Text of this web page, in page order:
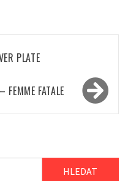
PLATE
FEMME FATALE